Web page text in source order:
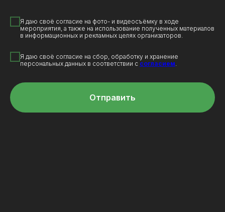
Я даю своё согласие на фото- и видеосъёмку в ходе
мероприятия, а также на использование полученных материалов
в информационных и рекламных целях организаторов.
Я даю своё согласие на сбор, обработку и хранение
персональных данных в соответствии с согласием
Отправить